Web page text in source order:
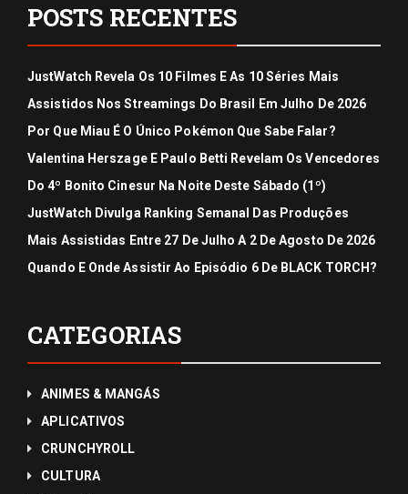
POSTS RECENTES
JustWatch Revela Os 10 Filmes E As 10 Séries Mais
Assistidos Nos Streamings Do Brasil Em Julho De 2026
Por Que Miau É O Único Pokémon Que Sabe Falar?
Valentina Herszage E Paulo Betti Revelam Os Vencedores
Do 4º Bonito Cinesur Na Noite Deste Sábado (1º)
JustWatch Divulga Ranking Semanal Das Produções
Mais Assistidas Entre 27 De Julho A 2 De Agosto De 2026
Quando E Onde Assistir Ao Episódio 6 De BLACK TORCH?
CATEGORIAS
ANIMES & MANGÁS
APLICATIVOS
CRUNCHYROLL
CULTURA